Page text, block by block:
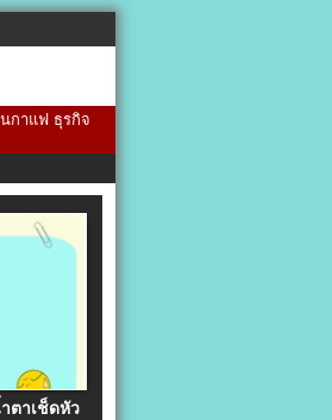
กาแฟ ธุรกิจ
ตาเช็ดหัว